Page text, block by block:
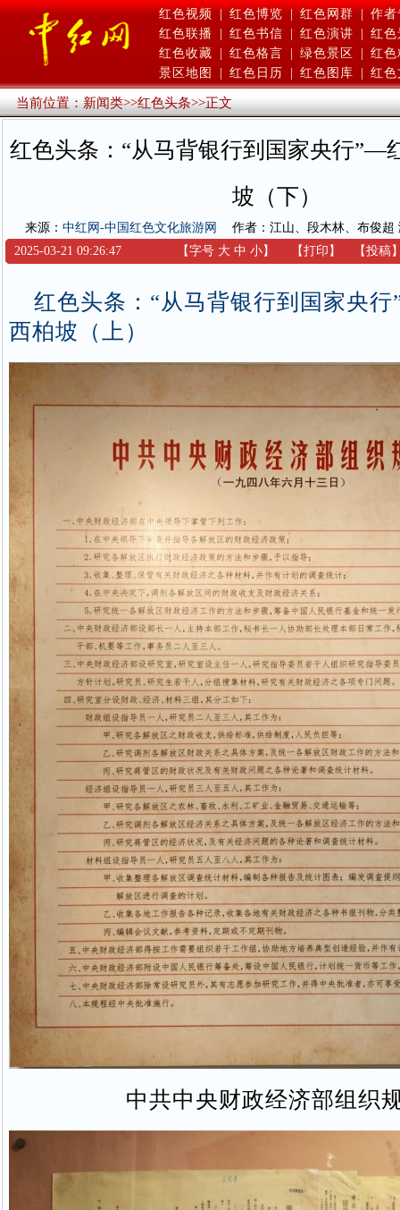
红色视频 | 红色博览 | 红色网群 | 作者
红色联播
红色书信 红色演讲
红色
红色收藏
红色格言 绿色景区
红色
景区地图
红色日历 红色图库 红色
当前位置：新闻类>>红色头条>>正文
红色头条：“从马背银行到国家央行”—
坡（下）
来源： 中红网-中国红色文化旅游网 作者：江山、段木林、布俊超
2025-03-21 09:26:47
【字号 大 中 小】 【打印 】 【投稿
红色头条：“从马背银行到国家央
西柏坡（上）
中共中央财政经济部组织